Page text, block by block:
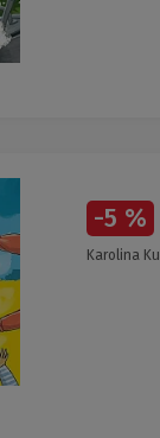
-5 %
Karolina